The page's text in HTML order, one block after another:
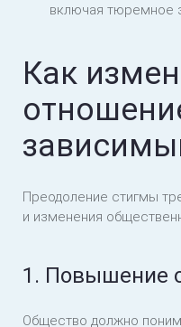
включая тюремное
Как
Преодоление стигмы
и изменения
1. Повышение
Общество должно